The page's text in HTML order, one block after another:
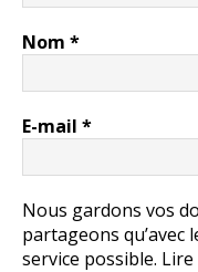
Nom *
E-mail *
Nous gardons vos
partageons qu’avec
service possible.